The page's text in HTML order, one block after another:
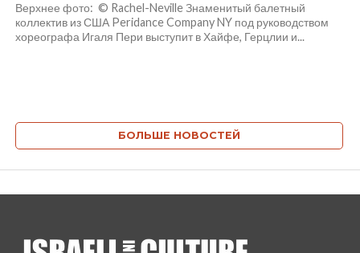
Верхнее фото: © Rachel-Neville Знаменитый балетный
коллектив из США Peridance Company NY под руководством
хореографа Игаля Пери выступит в Хайфе, Герцлии и...
БОЛЬШЕ НОВОСТЕЙ